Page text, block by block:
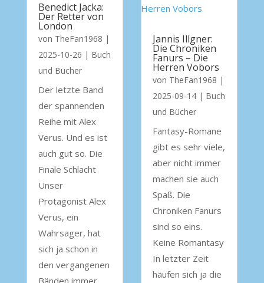
Benedict Jacka:
Der Retter von
London
von TheFan1968 |
2025-10-26 | Buch
und Bücher
Der letzte Band
der spannenden
Reihe mit Alex
Verus. Und es ist
auch gut so. Die
Finale Schlacht
Unser
Protagonist Alex
Verus, ein
Wahrsager, hat
sich ja schon in
den vergangenen
Bänden immer
Jannis Illgner:
Die Chroniken
Fanurs – Die
Herren Vobors
von TheFan1968 |
2025-09-14| Buch
und Bücher
Fantasy-Romane
gibt es sehr viele,
aber nicht immer
machen sie auch
Spaß. Die
Chroniken Fanurs
sind so eins.
Keine Romantasy
In letzter Zeit
häufen sich ja die